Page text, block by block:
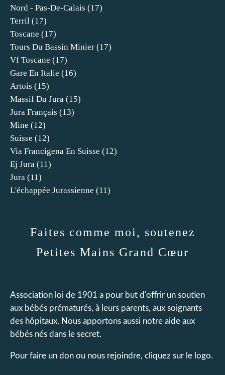
Nord - Pas-De-Calais (17)
Terril (17)
Toscane (17)
Tours Du Bassin Minier (17)
Vf Toscane (17)
Gare En Italie (16)
Artois (15)
Massif Du Jura (15)
Jura Français (13)
Mine (12)
Suisse (12)
Via Francigena En Suisse (12)
Ej Jura (11)
Jura (11)
L'échappée Jurassienne (11)
Faites comme moi, soutenez
Petites Mains Grand Cœur
Association loi de 1901 a pour but d'offrir un soutien
aux bébés prématurés, à leurs parents, aux soignants
des hôpitaux. Nous apportons aussi notre aide aux
bébés nés dans le secret.
Pour faire un don ou nous rejoindre, cliquez sur le logo.